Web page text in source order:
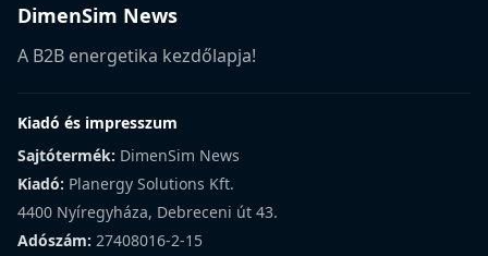
DimenSim News
A B2B energetika kezdőlapja!
Kiadó és impresszum
Sajtótermék: DimenSim News
Kiadó: Planergy Solutions Kft.
4400 Nyíregyháza, Debreceni út 43.
Adószám: 27408016-2-15